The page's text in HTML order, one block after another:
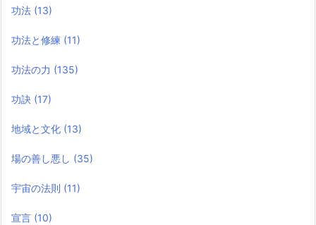
功法 (13)
功法と修練 (11)
功法の力 (135)
功訣 (17)
地域と文化 (13)
場の善し悪し (35)
宇宙の法則 (11)
宣言 (10)